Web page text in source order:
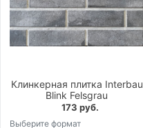
Клинкерная плитка Interbau
Blink Felsgrau
173 руб.
Выберите формат